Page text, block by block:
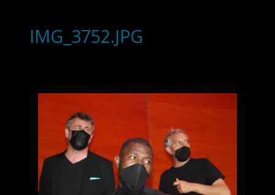
IMG_3752.JPG